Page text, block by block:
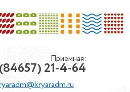
Приемная:
21-4-64